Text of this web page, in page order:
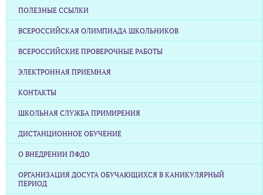
ПОЛЕЗНЫЕ ССЫЛКИ
ВСЕРОССИЙСКАЯ ОЛИМПИАДА ШКОЛЬНИКОВ
ВСЕРОССИЙСКИЕ ПРОВЕРОЧНЫЕ РАБОТЫ
ЭЛЕКТРОННАЯ ПРИЕМНАЯ
КОНТАКТЫ
ШКОЛЬНАЯ СЛУЖБА ПРИМИРЕНИЯ
ДИСТАНЦИОННОЕ ОБУЧЕНИЕ
О ВНЕДРЕНИИ ПФДО
ОРГАНИЗАЦИЯ ДОСУГА ОБУЧАЮЩИХСЯ В КАНИКУЛЯРНЫЙ
ПЕРИОД